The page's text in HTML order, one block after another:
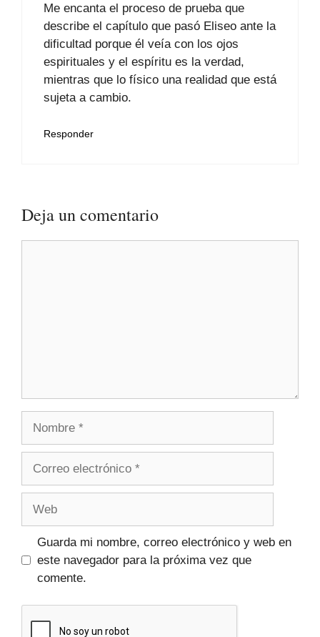
Me encanta el proceso de prueba que
describe el capítulo que pasó Eliseo ante la
dificultad porque él veía con los ojos
espirituales y el espíritu es la verdad,
mientras que lo físico una realidad que está
sujeta a cambio.
Responder
Deja un comentario
Guarda mi nombre, correo electrónico y web en
este navegador para la próxima vez que
comente.